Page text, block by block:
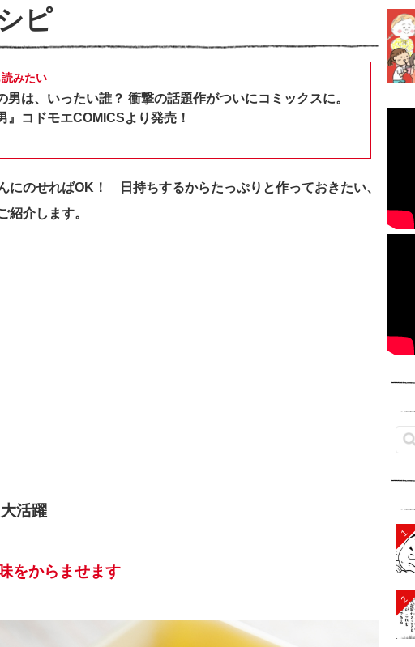
ピ
みたい
男は、いったい誰？ 衝撃の話題作がついにコミックスに。
』コドモエCOMICSより発売！
にのせればOK！ 日持ちするからたっぷりと作っておきたい、
紹介します。
活躍
をからませます
1
2